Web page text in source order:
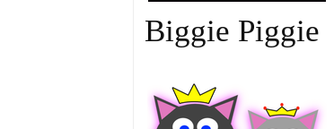
Biggie Piggie